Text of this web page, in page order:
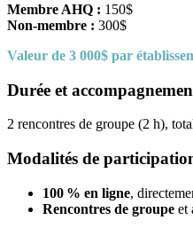
Membre AHQ : 150$
Non-membre : 300$
Valeur de 3 000$ par
Durée et
2 rencontres de groupe (2 h),
Modalités de
100 % en ligne,
Rencontres de groupe et